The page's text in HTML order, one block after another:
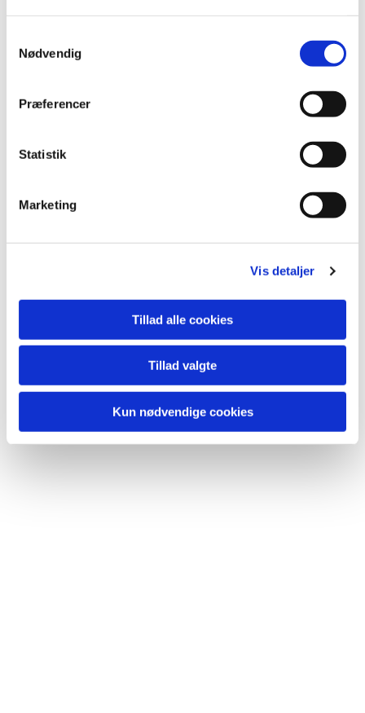
Nødvendig
Præferencer
Statistik
Marketing
Vis detaljer
Tillad alle cookies
Tillad valgte
Kun nødvendige cookies
Du vil måske også kunne
lide...